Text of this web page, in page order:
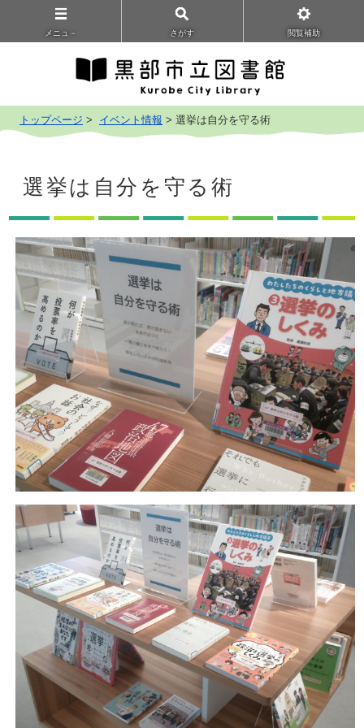
メニュ－ さがす 閲覧補助
トップページ > イベント情報 > 選挙は自分を守る術
選挙は自分を守る術